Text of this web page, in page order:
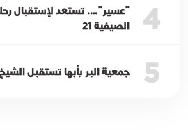
4
"عسير"…. تستعد لإستقبال
الصيفية 21
5 جمعية البر بأبها تستقبل